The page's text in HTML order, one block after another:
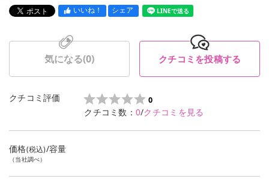
いいね！ シェア LINEで送る
気になる(0) クチコミを投稿する
クチコミ評価 0
クチコミ数： 0/クチコミを見る
価格(税込)/容量
（当社調べ）